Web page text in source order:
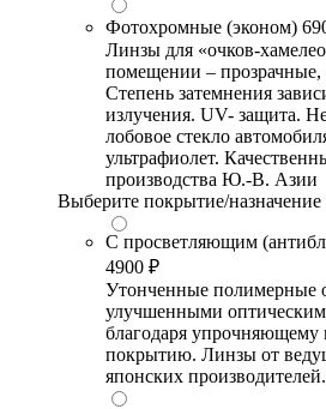
Фотохромные (эконом)
Линзы для «очков-
помещении – прозрачные,
Степень затемнения
излучения. UV- защита.
лобовое стекло
ультрафиолет.
производства Ю.-В. Азии
Выберите покрытие/назначение
С просветляющим
4900 ₽
Утонченные полимерные
улучшенными
благодаря
покрытию. Линзы от
японских производителей.